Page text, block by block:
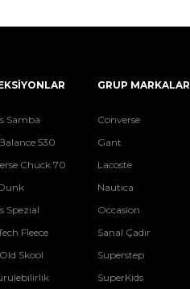
Samba
530
Chuck 70
Spezial
Fleece
Skool
GRUP MARKALAR
Converse
Gant
Lacoste
Nautica
Occasion
Sanal Çadır
Superstep
SuperKids